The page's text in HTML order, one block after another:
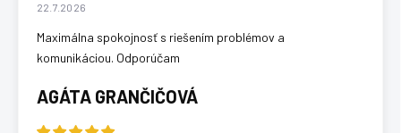
22.7.2026
Maximálna spokojnosť s riešením problémov a
komunikáciou. Odporúčam
AGÁTA GRANČIČOVÁ